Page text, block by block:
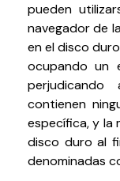
pueden
navegador de
en el disco
ocupando un
contienen
específica, y la
disco duro al
denominadas